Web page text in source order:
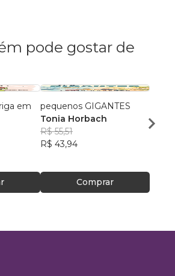
pode gostar de
em
pequenos GIGANTES
Tonia Horbach
R$ 55,51
R$ 43,94
Comprar
R$